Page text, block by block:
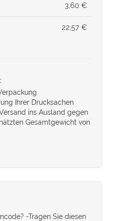
3,60 €
22,57 €
Ihrer Drucksachen
ins Ausland gegen
Gesamtgewicht von
-Tragen Sie diesen